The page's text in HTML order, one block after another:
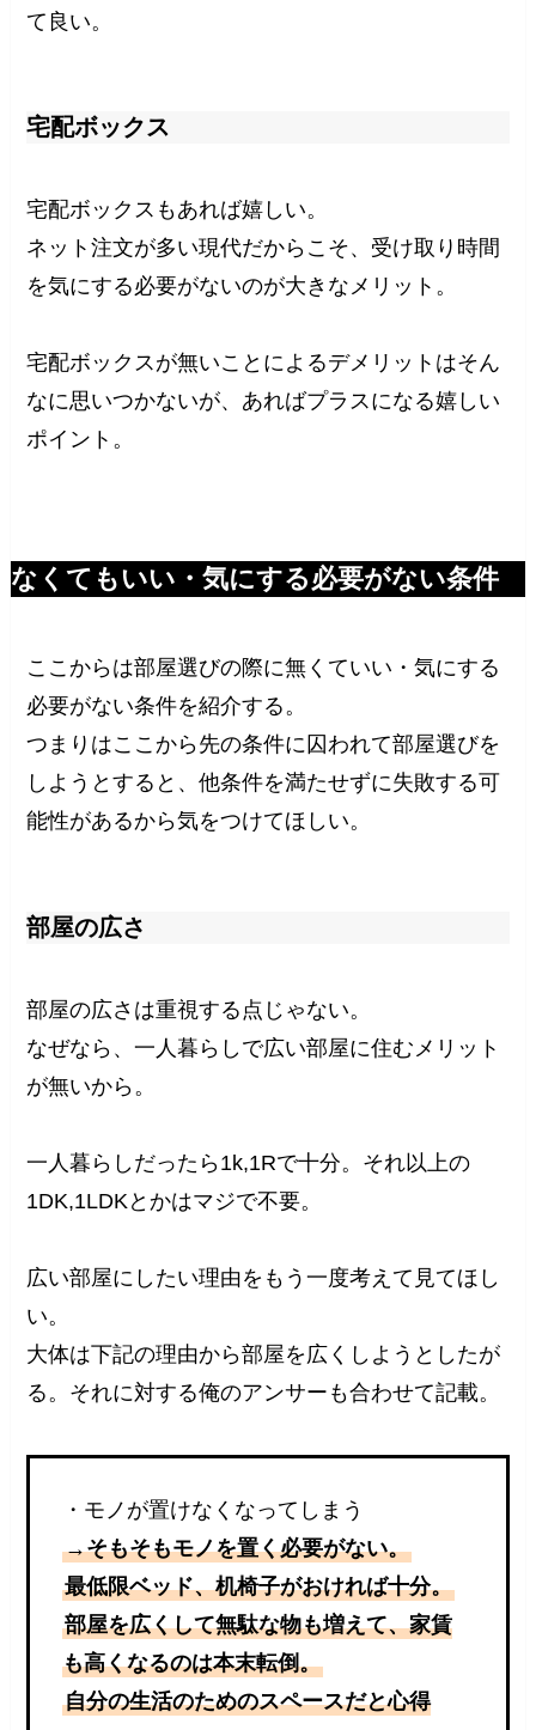
て良い。
宅配ボックス
宅配ボックスもあれば嬉しい。
ネット注文が多い現代だからこそ、受け取り時間
を気にする必要がないのが大きなメリット。
宅配ボックスが無いことによるデメリットはそん
なに思いつかないが、あればプラスになる嬉しい
ポイント。
なくてもいい・気にする必要がない条件
ここからは部屋選びの際に無くていい・気にする
必要がない条件を紹介する。
つまりはここから先の条件に囚われて部屋選びを
しようとすると、他条件を満たせずに失敗する可
能性があるから気をつけてほしい。
部屋の広さ
部屋の広さは重視する点じゃない。
なぜなら、一人暮らしで広い部屋に住むメリット
が無いから。
一人暮らしだったら1k,1Rで十分。それ以上の
1DK,1LDKとかはマジで不要。
広い部屋にしたい理由をもう一度考えて見てほし
い。
大体は下記の理由から部屋を広くしようとしたが
る。それに対する俺のアンサーも合わせて記載。
・モノが置けなくなってしまう
→そもそもモノを置く必要がない。
最低限ベッド、机椅子がおければ十分。
部屋を広くして無駄な物も増えて、家賃
も高くなるのは本末転倒。
自分の生活のためのスペースだと心得